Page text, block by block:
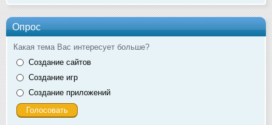
Опрос
Какая тема Вас интересует больше?
Создание сайтов
Создание игр
Создание приложений